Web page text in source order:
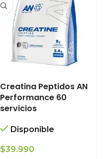
Creatina Peptidos AN
Performance 60
servicios
Disponible
$39.990